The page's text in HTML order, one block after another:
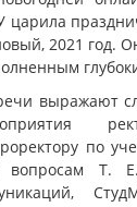
царила
2021 год.
выражают
по
Т.